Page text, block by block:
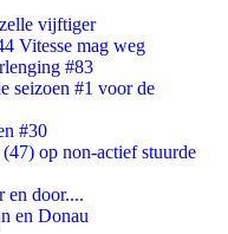
vijftiger
Vitesse mag weg
#83
seizoen #1 voor de
#30
op non-actief stuurde
en door....
en Donau